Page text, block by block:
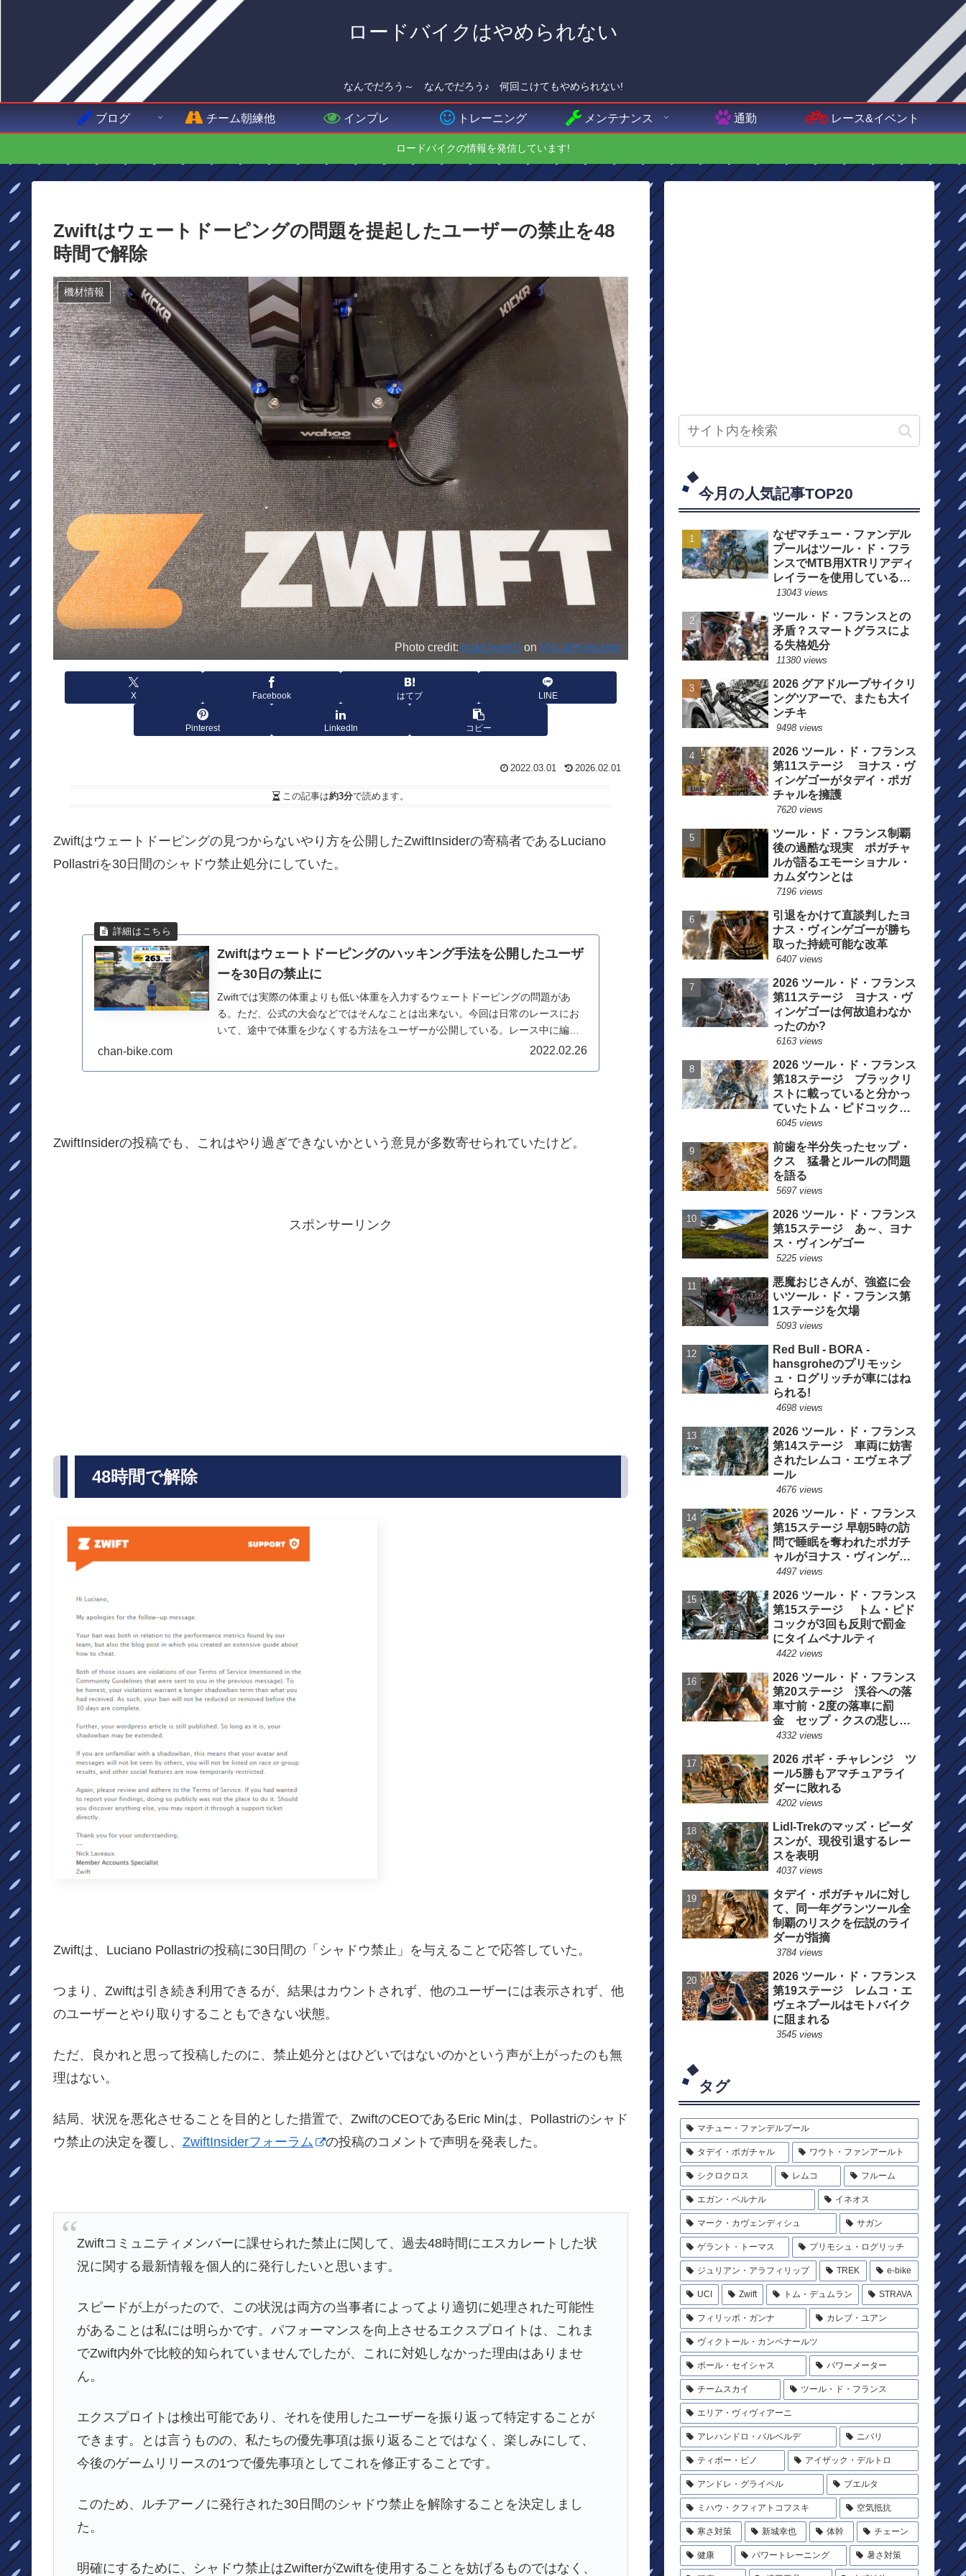
ロードバイクはやめられない
なんでだろう～ なんでだろう♪ 何回こけてもやめられない!
ブログ チーム朝練他 インプレ トレーニング メンテナンス 通勤 レース&イベント
ロードバイクの情報を発信しています!
Zwiftはウェートドーピングの問題を提起したユーザーの禁止を48
時間で解除
機材情報
Photo credit: marcoverch onVisualHunt.com
X Facebook はてブ LINE
Pinterest LinkedIn コピー
2022.03.01 2026.02.01
この記事は約3分で読めます。
Zwiftはウェートドーピングの見つからないやり方を公開したZwiftInsiderの寄稿者であるLuciano
Pollastriを30日間のシャドウ禁止処分にしていた。
Zwiftはウェートドーピングのハッキング手法を公開したユーザ
ーを30日の禁止に
Zwiftでは実際の体重よりも低い体重を入力するウェートドーピングの問題があ
る。ただ、公式の大会などではそんなことは出来ない。今回は日常のレースにお
いて、途中で体重を少なくする方法をユーザーが公開している。レース中に編集
chan-bike.com 2022.02.26
ZwiftInsiderの投稿でも、これはやり過ぎできないかという意見が多数寄せられていたけど。
スポンサーリンク
48時間で解除
Zwiftは、Luciano Pollastriの投稿に30日間の「シャドウ禁止」を与えることで応答していた。
つまり、Zwiftは引き続き利用できるが、結果はカウントされず、他のユーザーには表示されず、他
のユーザーとやり取りすることもできない状態。
ただ、良かれと思って投稿したのに、禁止処分とはひどいではないのかという声が上がったのも無
理はない。
結局、状況を悪化させることを目的とした措置で、ZwiftのCEOであるEric Minは、Pollastriのシャド
ウ禁止の決定を覆し、 ZwiftInsiderフォーラム の投稿のコメントで声明を発表した。
Zwiftコミュニティメンバーに課せられた禁止に関して、過去48時間にエスカレートした状
況に関する最新情報を個人的に発行したいと思います。
スピードが上がったので、この状況は両方の当事者によってより適切に処理された可能性
があることは私には明らかです。パフォーマンスを向上させるエクスプロイトは、これま
でZwift内外で比較的知られていませんでしたが、これに対処しなかった理由はありませ
ん。
エクスプロイトは検出可能であり、それを使用したユーザーを振り返って特定することが
できます。とは言うものの、私たちの優先事項は振り返ることではなく、楽しみにして、
今後のゲームリリースの1つで優先事項としてこれを修正することです。
このため、ルチアーノに発行された30日間のシャドウ禁止を解除することを決定しまし
た。
明確にするために、シャドウ禁止はZwifterがZwiftを使用することを妨げるものではなく、
今月の人気記事TOP20
なぜマチュー・ファンデル
プールはツール・ド・フラ
ンスでMTB用XTRリアディ
レイラーを使用しているの
か？
13043 views
ツール・ド・フランスとの
矛盾？スマートグラスによ
る失格処分
11380 views
2026 グアドループサイクリ
ングツアーで、またも大イ
ンチキ
9498 views
2026 ツール・ド・フランス
第11ステージ ヨナス・ヴ
ィンゲゴーがタデイ・ポガ
チャルを擁護
7620 views
ツール・ド・フランス制覇
後の過酷な現実 ポガチャ
ルが語るエモーショナル・
カムダウンとは
7196 views
引退をかけて直談判したヨ
ナス・ヴィンゲゴーが勝ち
取った持続可能な改革
6407 views
2026 ツール・ド・フランス
第11ステージ ヨナス・ヴ
ィンゲゴーは何故追わなか
ったのか?
6163 views
2026 ツール・ド・フランス
第18ステージ ブラックリ
ストに載っていると分かっ
ていたトム・ピドコックは
総合順位死守に
6045 views
前歯を半分失ったセップ・
クス 猛暑とルールの問題
を語る
5697 views
2026 ツール・ド・フランス
第15ステージ あ～、ヨナ
ス・ヴィンゲゴー
5225 views
悪魔おじさんが、強盗に会
いツール・ド・フランス第
1ステージを欠場
5093 views
Red Bull - BORA -
hansgroheのプリモッシ
ュ・ログリッチが車にはね
られる!
4698 views
2026 ツール・ド・フランス
第14ステージ 車両に妨害
されたレムコ・エヴェネプ
ール
4676 views
2026 ツール・ド・フランス
第15ステージ 早朝5時の訪
問で睡眠を奪われたポガチ
ャルがヨナス・ヴィンゲゴ
ーの離脱を惜しむ
4497 views
2026 ツール・ド・フランス
第15ステージ トム・ピド
コックが3回も反則で罰金
にタイムペナルティ
4422 views
2026 ツール・ド・フランス
第20ステージ 渓谷への落
車寸前・2度の落車に罰
金 セップ・クスの悲しい
一日
4332 views
2026 ポギ・チャレンジ ツ
ール5勝もアマチュアライ
ダーに敗れる
4202 views
Lidl-Trekのマッズ・ピーダ
スンが、現役引退するレー
スを表明
4037 views
タデイ・ポガチャルに対し
て、同一年グランツール全
制覇のリスクを伝説のライ
ダーが指摘
3784 views
2026 ツール・ド・フランス
第19ステージ レムコ・エ
ヴェネプールはモトバイク
に阻まれる
3545 views
タグ
マチュー・ファンデルプール
タデイ・ポガチャル ワウト・ファンアールト
シクロクロス レムコ フルーム
エガン・ベルナル イネオス
マーク・カヴェンディシュ サガン
ゲラント・トーマス プリモシュ・ログリッチ
ジュリアン・アラフィリップ TREK e-bike
UCI Zwift トム・デュムラン STRAVA
フィリッポ・ガンナ カレブ・ユアン
ヴィクトール・カンペナールツ
ポール・セイシャス パワーメーター
チームスカイ ツール・ド・フランス
エリア・ヴィヴィアーニ
アレハンドロ・バルベルデ ニバリ
ティボー・ピノ アイザック・デルトロ
アンドレ・グライペル ブエルタ
ミハウ・クフィアトコフスキ 空気抵抗
寒さ対策 新城幸也 体幹 チェーン
健康 パワートレーニング 暑さ対策